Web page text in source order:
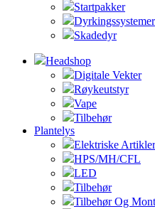
Startpakker
Dyrkingssystemer
Skadedyr
Headshop
Digitale Vekter
Røykeutstyr
Vape
Tilbehør
Plantelys
Elektriske Artikler
HPS/MH/CFL
LED
Tilbehør
Tilbehør Og